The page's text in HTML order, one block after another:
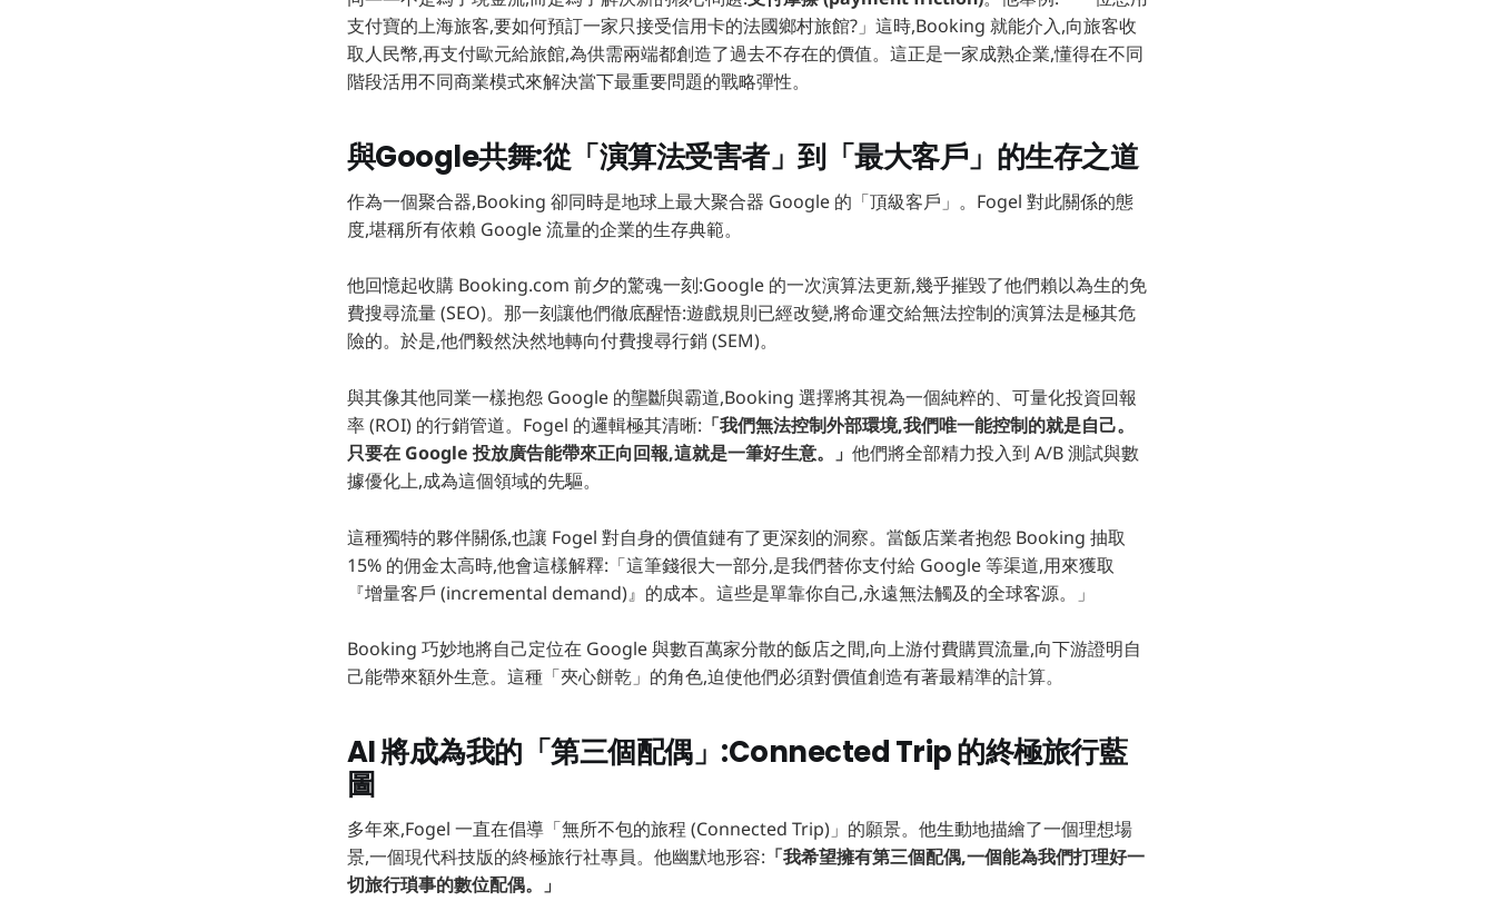
支付寶的上海旅客,要如何預訂一家只接受信用卡的法國鄉村旅館?」這時,Booking 就能介入,向旅客收
取人民幣,再支付歐元給旅館,為供需兩端都創造了過去不存在的價值。這正是一家成熟企業,懂得在不同
階段活用不同商業模式來解決當下最重要問題的戰略彈性。
與Google共舞:從「演算法受害者」到「最大客戶」的生存之道
作為一個聚合器,Booking 卻同時是地球上最大聚合器 Google 的「頂級客戶」。Fogel 對此關係的態
度,堪稱所有依賴 Google 流量的企業的生存典範。
他回憶起收購 Booking.com 前夕的驚魂一刻:Google 的一次演算法更新,幾乎摧毀了他們賴以為生的免
費搜尋流量 (SEO)。那一刻讓他們徹底醒悟:遊戲規則已經改變,將命運交給無法控制的演算法是極其危
險的。於是,他們毅然決然地轉向付費搜尋行銷 (SEM)。
與其像其他同業一樣抱怨 Google 的壟斷與霸道,Booking 選擇將其視為一個純粹的、可量化投資回報
率 (ROI) 的行銷管道。Fogel 的邏輯極其清晰: 「我們無法控制外部環境,我們唯一能控制的就是自己。
只要在 Google 投放廣告能帶來正向回報,這就是一筆好生意。」 他們將全部精力投入到 A/B 測試與數
據優化上,成為這個領域的先驅。
這種獨特的夥伴關係,也讓 Fogel 對自身的價值鏈有了更深刻的洞察。當飯店業者抱怨 Booking 抽取
15% 的佣金太高時,他會這樣解釋:「這筆錢很大一部分,是我們替你支付給 Google 等渠道,用來獲取
『增量客戶 (incremental demand)』的成本。這些是單靠你自己,永遠無法觸及的全球客源。」
Booking 巧妙地將自己定位在 Google 與數百萬家分散的飯店之間,向上游付費購買流量,向下游證明自
己能帶來額外生意。這種「夾心餅乾」的角色,迫使他們必須對價值創造有著最精準的計算。
AI 將成為我的「第三個配偶」:Connected Trip 的終極旅行藍
圖
多年來,Fogel 一直在倡導「無所不包的旅程 (Connected Trip)」的願景。他生動地描繪了一個理想場
景,一個現代科技版的終極旅行社專員。他幽默地形容: 「我希望擁有第三個配偶,一個能為我們打理好一
切旅行瑣事的數位配偶。」